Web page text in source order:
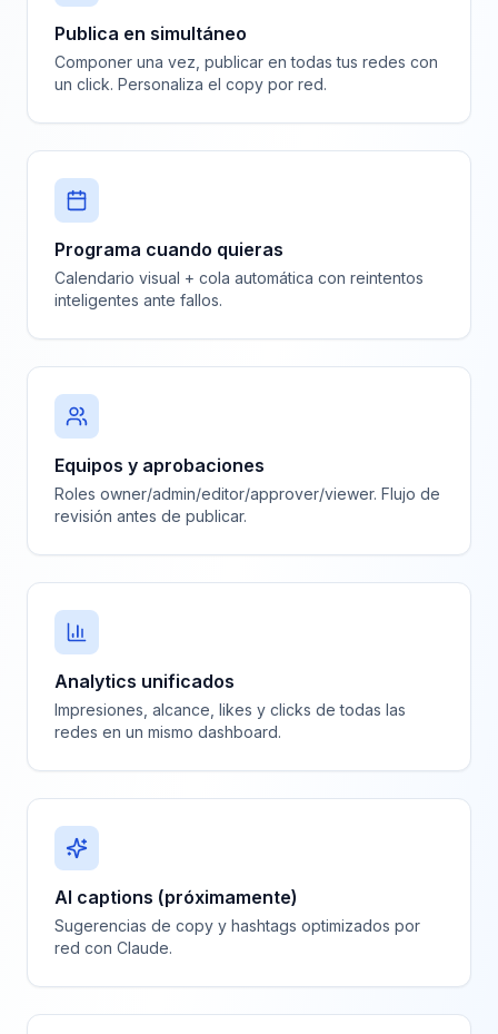
Publica en simultáneo
Componer una vez, publicar en todas tus redes con
un click. Personaliza el copy por red.
Programa cuando quieras
Calendario visual + cola automática con reintentos
inteligentes ante fallos.
Equipos y aprobaciones
Roles owner/admin/editor/approver/viewer. Flujo de
revisión antes de publicar.
Analytics unificados
Impresiones, alcance, likes y clicks de todas las
redes en un mismo dashboard.
AI captions (próximamente)
Sugerencias de copy y hashtags optimizados por
red con Claude.